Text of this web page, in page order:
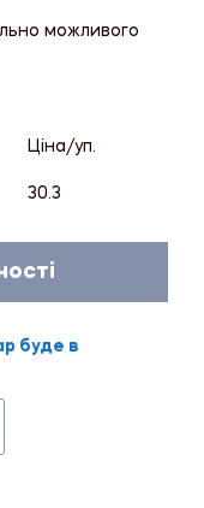
можливого
Ціна/уп.
30.3
буде в